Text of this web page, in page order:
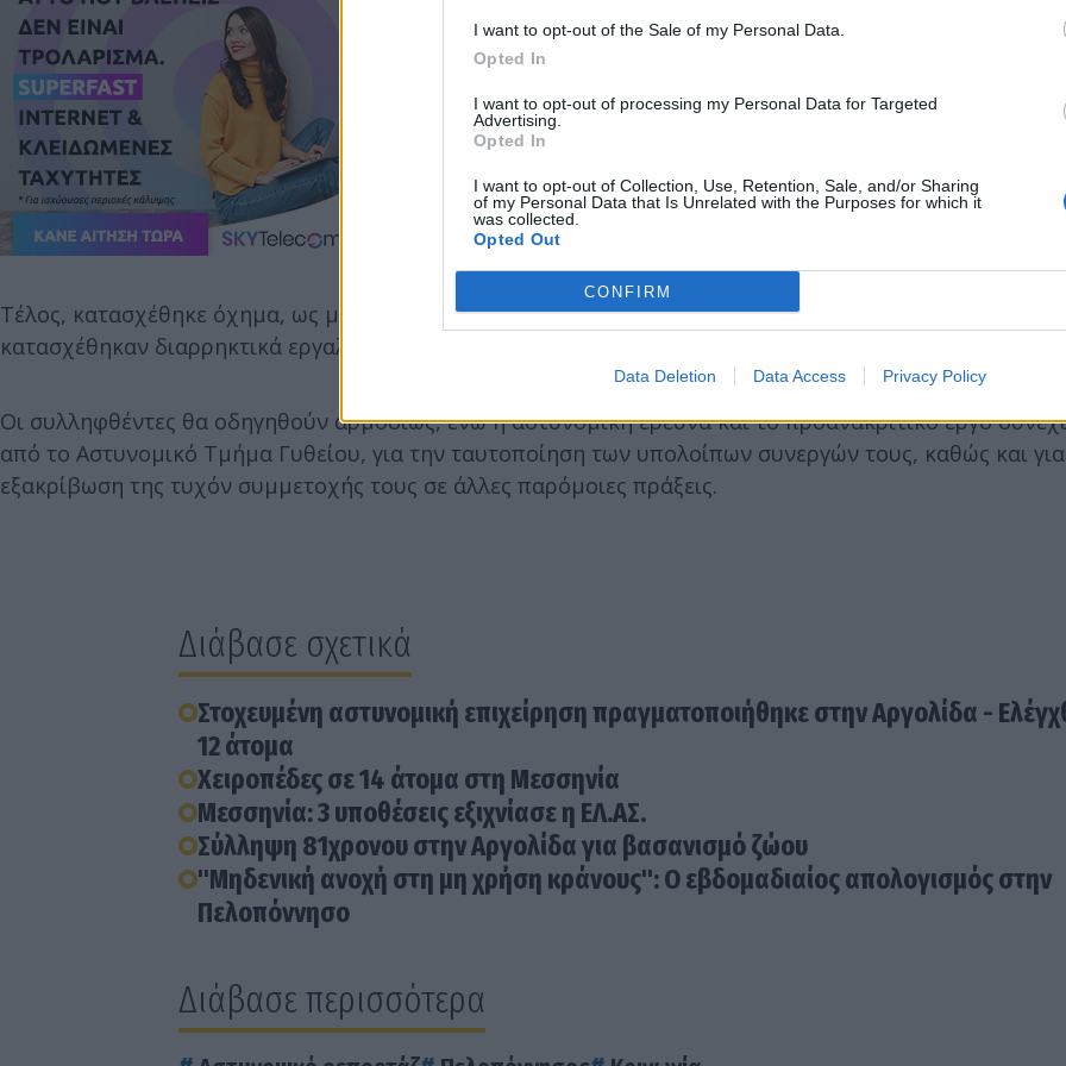
I want to opt-out of the Sale of my Personal Data.
Opted In
I want to opt-out of processing my Personal Data for Targeted
Advertising.
Opted In
I want to opt-out of Collection, Use, Retention, Sale, and/or Sharing
of my Personal Data that Is Unrelated with the Purposes for which it
was collected.
Opted Out
CONFIRM
Data Deletion Data Access Privacy Policy
Τέλος, κατασχέθηκε όχημα, ως μέσο τέλεσης αξιόποινων πράξεων, εντός του οποίου, βρέθηκαν και
κατασχέθηκαν διαρρηκτικά εργαλεία.
Οι συλληφθέντες θα οδηγηθούν αρμοδίως, ενώ η αστυνομική έρευνα και το προανακριτικό έργο
από το Αστυνομικό Τμήμα Γυθείου, για την ταυτοποίηση των υπολοίπων συνεργών τους, καθώς και
εξακρίβωση της τυχόν συμμετοχής τους σε άλλες παρόμοιες πράξεις.
Διάβασε σχετικά
Στοχευμένη αστυνομική επιχείρηση πραγματοποιήθηκε στην Αργολίδα -
12 άτομα
Χειροπέδες σε 14 άτομα στη Μεσσηνία
Μεσσηνία: 3 υποθέσεις εξιχνίασε η ΕΛ.ΑΣ.
Σύλληψη 81χρονου στην Αργολίδα για βασανισμό ζώου
"Μηδενική ανοχή στη μη χρήση κράνους": Ο εβδομαδιαίος απολογισμός στην
Πελοπόννησο
Διάβασε περισσότερα